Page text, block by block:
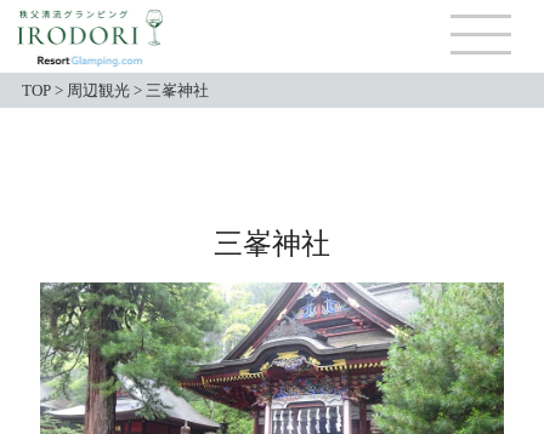
TOP > 周辺観光 >三峯神社
三峯神社